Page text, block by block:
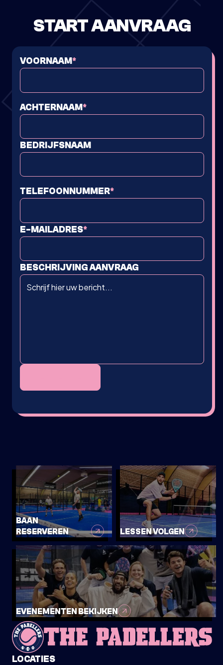
START AANVRAAG
VOORNAAM*
ACHTERNAAM*
BEDRIJFSNAAM
TELEFOONNUMMER*
E-MAILADRES*
BESCHRIJVING AANVRAAG
BAAN
RESERVEREN
LESSEN VOLGEN
EVENEMENTEN BEKIJKEN
LOCATIES